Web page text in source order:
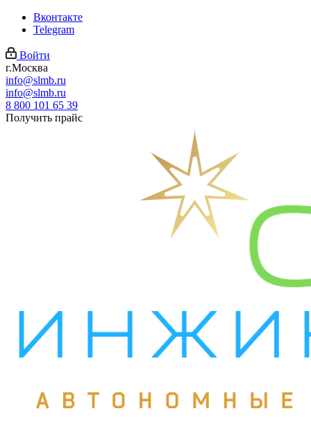
Вконтакте
Telegram
Войти
г.Москва
info@slmb.ru
info@slmb.ru
8 800 101 65 39
Получить прайс